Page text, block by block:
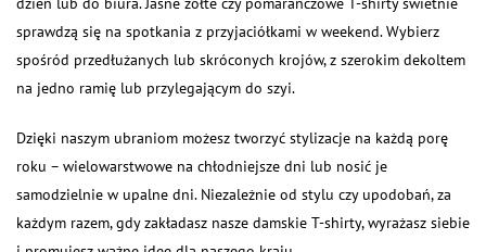
sprawdzą się na spotkania z przyjaciółkami w weekend. Wybierz
spośród przedłużanych lub skróconych krojów, z szerokim dekoltem
na jedno ramię lub przylegającym do szyi.
Dzięki naszym ubraniom możesz tworzyć stylizacje na każdą porę
roku – wielowarstwowe na chłodniejsze dni lub nosić je
samodzielnie w upalne dni. Niezależnie od stylu czy upodobań, za
każdym razem, gdy zakładasz nasze damskie T-shirty, wyrażasz siebie